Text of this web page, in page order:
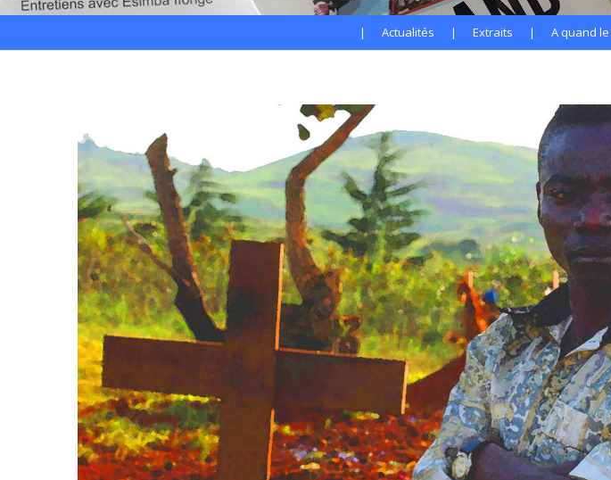
| Actualités | Extraits | A quand le
Se réapproprier la terre
Neocolonialism &
Sovereignty: The Case
of Kongo-Kinshasa
CNPL – Une parole qui
tient debout
CNPL – L’espoir est une
posture stratégique